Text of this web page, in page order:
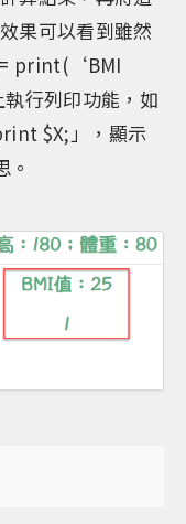
果可以看到雖然
= print(‘BMI
行列印功能，如
$X;」，顯示